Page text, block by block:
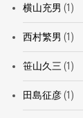
横山充男 (1)
西村繁男 (1)
笹山久三 (1)
田島征彦(1)